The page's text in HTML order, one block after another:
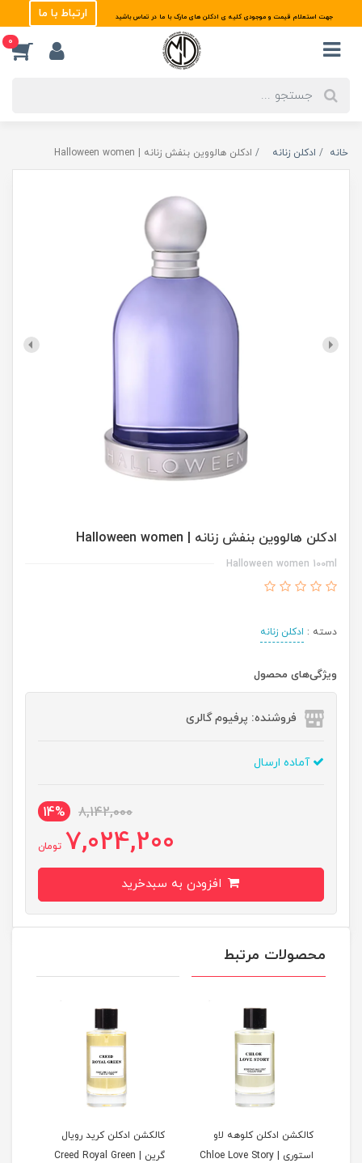
جهت استعلام قیمت و موجودی کلیه ی ادکلن های مارک با ما در تماس باشید ارتباط با ما
0
خانه ادکلن زنانه ادکلن هالووین بنفش زنانه | Halloween women
ادکلن هالووین بنفش زنانه | Halloween women
Halloween women 100ml
دسته : ادکلن زنانه
ویژگی‌های محصول
فروشنده: پرفیوم گالری
آماده ارسال
8,142,000
14%
7,024,200 تومان
محصولات مرتبط
کالکشن ادکلن کلوهه لاو
استوری | Chloe Love Story
کالکشن ادکلن کرید رویال
گرین | Creed Royal Green